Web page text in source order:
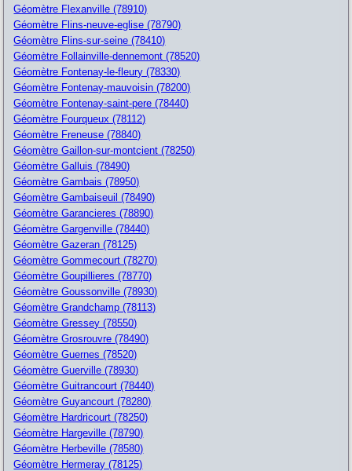
Géomètre Flexanville (78910)
Géomètre Flins-neuve-eglise (78790)
Géomètre Flins-sur-seine (78410)
Géomètre Follainville-dennemont (78520)
Géomètre Fontenay-le-fleury (78330)
Géomètre Fontenay-mauvoisin (78200)
Géomètre Fontenay-saint-pere (78440)
Géomètre Fourqueux (78112)
Géomètre Freneuse (78840)
Géomètre Gaillon-sur-montcient (78250)
Géomètre Galluis (78490)
Géomètre Gambais (78950)
Géomètre Gambaiseuil (78490)
Géomètre Garancieres (78890)
Géomètre Gargenville (78440)
Géomètre Gazeran (78125)
Géomètre Gommecourt (78270)
Géomètre Goupillieres (78770)
Géomètre Goussonville (78930)
Géomètre Grandchamp (78113)
Géomètre Gressey (78550)
Géomètre Grosrouvre (78490)
Géomètre Guernes (78520)
Géomètre Guerville (78930)
Géomètre Guitrancourt (78440)
Géomètre Guyancourt (78280)
Géomètre Hardricourt (78250)
Géomètre Hargeville (78790)
Géomètre Herbeville (78580)
Géomètre Hermeray (78125)